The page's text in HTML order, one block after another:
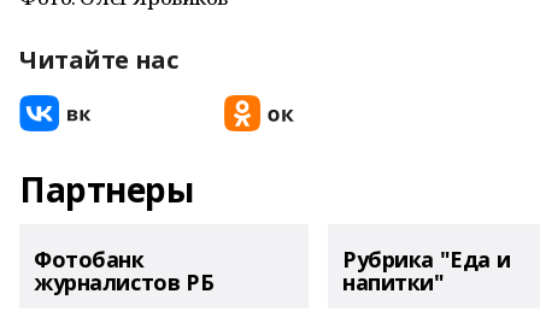
Читайте нас
Партнеры
Фотобанк
журналистов РБ
Рубрика "Еда и
напитки"